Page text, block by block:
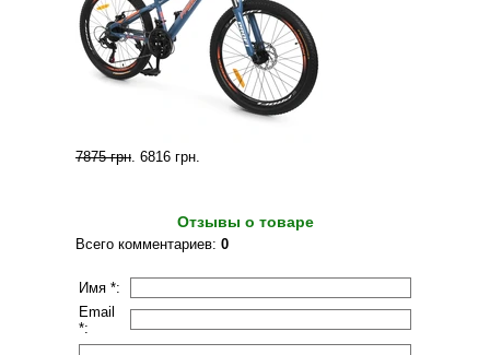
7875 грн. 6816 грн.
Отзывы о товаре
Всего комментариев: 0
Имя *:
Email
*: